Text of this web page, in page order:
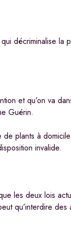
décriminalise la
et qu’on va
Guérin.
plants à
invalide.
les deux lois
qu’interdire